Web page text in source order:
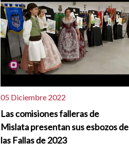
05 Diciembre 2022
Las comisiones falleras de
Mislata presentan sus esbozos de
las Fallas de 2023